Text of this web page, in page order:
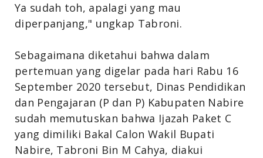
Ya sudah toh, apalagi yang mau
diperpanjang," ungkap Tabroni.
Sebagaimana diketahui bahwa dalam
pertemuan yang digelar pada hari Rabu 16
September 2020 tersebut, Dinas Pendidikan
dan Pengajaran (P dan P) Kabupaten Nabire
sudah memutuskan bahwa Ijazah Paket C
yang dimiliki Bakal Calon Wakil Bupati
Nabire, Tabroni Bin M Cahya, diakui